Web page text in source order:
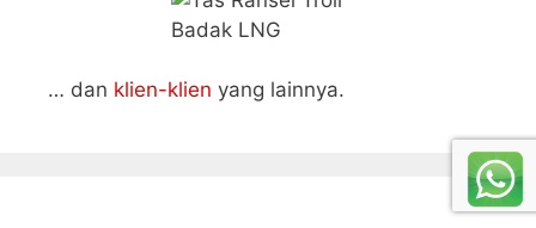
… dan klien-klien yang lainnya.